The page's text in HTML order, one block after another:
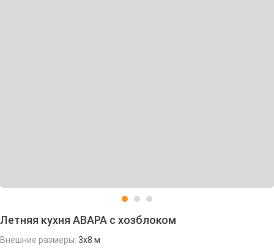
Летняя кухня АВАРА с хозблоком
Внешние размеры: 3х8 м